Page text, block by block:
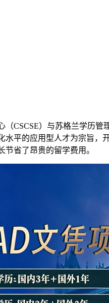
CSCSE）与苏格兰学历管
平的应用型人才为宗旨，
省了昂贵的留学费用。